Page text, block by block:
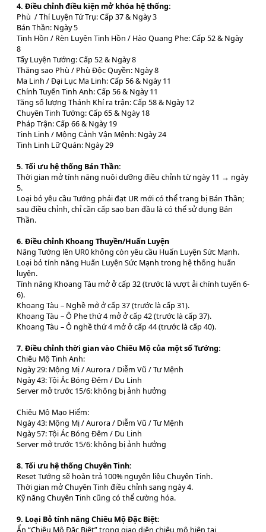
4. Điều chỉnh điều kiện mở khóa hệ thống:
Phù / Thí Luyện Tứ Trụ: Cấp 37 & Ngày 3
Bán Thần: Ngày 5
Tinh Hồn / Rèn Luyện Tinh Hồn / Hào Quang Phe: Cấp 52 & Ngày
8
Tẩy Luyện Tướng: Cấp 52 & Ngày 8
Thăng sao Phù / Phù Độc Quyền: Ngày 8
Ma Linh / Đại Lục Ma Linh: Cấp 56 & Ngày 11
Chính Tuyến Tinh Anh: Cấp 56 & Ngày 11
Tăng số lượng Thánh Khí ra trận: Cấp 58 & Ngày 12
Chuyên Tinh Tướng: Cấp 65 & Ngày 18
Pháp Trận: Cấp 66 & Ngày 19
Tinh Linh / Mộng Cảnh Vận Mệnh: Ngày 24
Tinh Linh Lữ Quán: Ngày 29
5. Tối ưu hệ thống Bán Thần:
Thời gian mở tính năng nuôi dưỡng điều chỉnh từ ngày 11 → ngày
5.
Loại bỏ yêu cầu Tướng phải đạt UR mới có thể trang bị Bán Thần;
sau điều chỉnh, chỉ cần cấp sao ban đầu là có thể sử dụng Bán
Thần.
6. Điều chỉnh Khoang Thuyền/Huấn Luyện
Nâng Tướng lên UR0 không còn yêu cầu Huấn Luyện Sức Mạnh.
Loại bỏ tính năng Huấn Luyện Sức Mạnh trong hệ thống huấn
luyện.
Tính năng Khoang Tàu mở ở cấp 32 (trước là vượt ải chính tuyến 6-
6).
Khoang Tàu – Nghề mở ở cấp 37 (trước là cấp 31).
Khoang Tàu – Ô Phe thứ 4 mở ở cấp 42 (trước là cấp 37).
Khoang Tàu – Ô nghề thứ 4 mở ở cấp 44 (trước là cấp 40).
7. Điều chỉnh thời gian vào Chiêu Mộ của một số Tướng:
Chiêu Mộ Tinh Anh:
Ngày 29: Mộng Mị / Aurora / Diễm Vũ / Tư Mệnh
Ngày 43: Tội Ác Bóng Đêm / Du Linh
Server mở trước 15/6: không bị ảnh hưởng
Chiêu Mộ Mạo Hiểm:
Ngày 43: Mộng Mị / Aurora / Diễm Vũ / Tư Mệnh
Ngày 57: Tội Ác Bóng Đêm / Du Linh
Server mở trước 15/6: không bị ảnh hưởng
8. Tối ưu hệ thống Chuyên Tinh:
Reset Tướng sẽ hoàn trả 100% nguyên liệu Chuyên Tinh.
Thời gian mở Chuyên Tinh điều chỉnh sang ngày 4.
Kỹ năng Chuyên Tinh cũng có thể cường hóa.
9. Loại Bỏ tính năng Chiêu Mộ Đặc Biệt:
Ẩn “Chiêu Mộ Đặc Biệt” trong giao diện chiêu mộ hiện tại